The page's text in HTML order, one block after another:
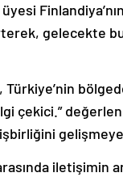
gelecekte
Türkiye’nin
çekici.”
işbirliğini
iletişimin